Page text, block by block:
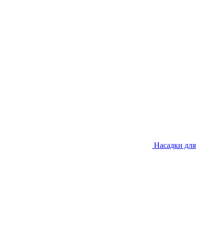
Насадки для